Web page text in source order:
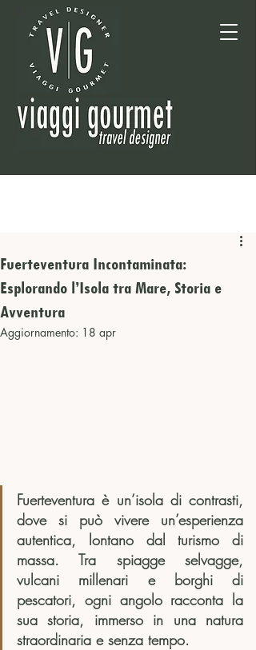
Fuerteventura Incontaminata:
Esplorando l’Isola tra Mare, Storia e
Avventura
Aggiornamento: 18 apr
Fuerteventura è un’isola di contrasti,
dove si può vivere un’esperienza
autentica, lontano dal turismo di
massa. Tra spiagge selvagge,
vulcani millenari e borghi di
pescatori, ogni angolo racconta la
sua storia, immerso in una natura
straordinaria e senza tempo.